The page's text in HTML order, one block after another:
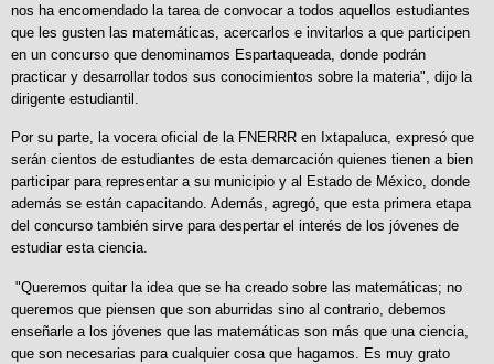
nos ha encomendado la tarea de convocar a todos aquellos estudiantes
que les gusten las matemáticas, acercarlos e invitarlos a que participen
en un concurso que denominamos Espartaqueada, donde podrán
practicar y desarrollar todos sus conocimientos sobre la materia", dijo la
dirigente estudiantil.
Por su parte, la vocera oficial de la FNERRR en Ixtapaluca, expresó que
serán cientos de estudiantes de esta demarcación quienes tienen a bien
participar para representar a su municipio y al Estado de México, donde
además se están capacitando. Además, agregó, que esta primera etapa
del concurso también sirve para despertar el interés de los jóvenes de
estudiar esta ciencia.
"Queremos quitar la idea que se ha creado sobre las matemáticas; no
queremos que piensen que son aburridas sino al contrario, debemos
enseñarle a los jóvenes que las matemáticas son más que una ciencia,
que son necesarias para cualquier cosa que hagamos. Es muy grato